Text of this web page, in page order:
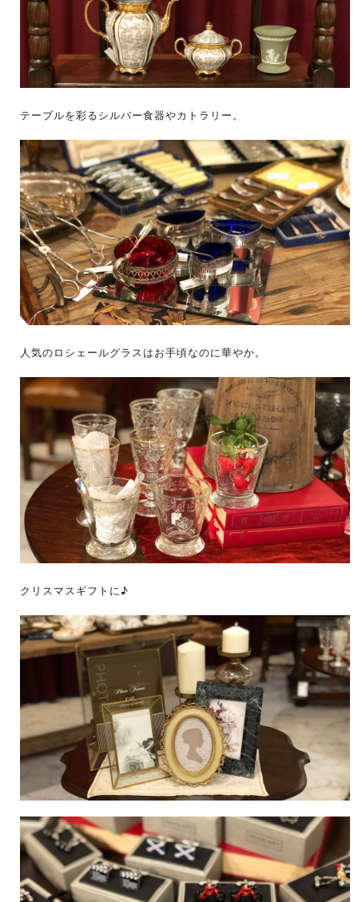
テーブルを彩るシルバー食器やカトラリー。
人気のロシェールグラスはお手頃なのに華やか。
クリスマスギフトに ♪